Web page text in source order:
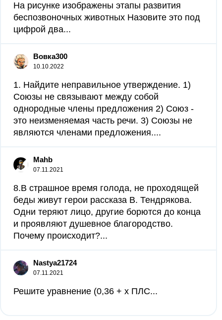
На рисунке изображены этапы развития
беспозвоночных животных Назовите это под
цифрой два​...
Вовка300
10.10.2022
1. Найдите неправильное утверждение. 1)
Союзы не связывают между собой
однородные члены предложения 2) Союз -
это неизменяемая часть речи. 3) Союзы не
являются членами предложения....
Mahb
07.11.2021
8.В страшное время голода, не проходящей
беды живут герои рассказа В. Тендрякова.
Одни теряют лицо, другие борются до конца
и проявляют душевное благородство.
Почему происходит?...
Nastya21724
07.11.2021
Решите уравнение (0,36 + х ПЛС...